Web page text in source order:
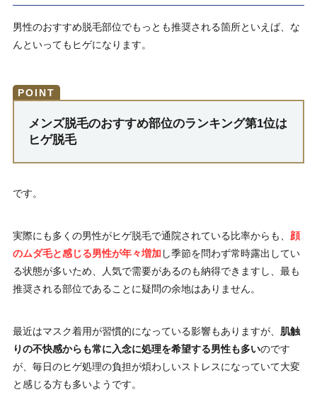
男性のおすすめ脱毛部位でもっとも推奨される箇所といえば、な
んといってもヒゲになります。
メンズ脱毛のおすすめ部位のランキング第1位は
ヒゲ脱毛
です。
実際にも多くの男性がヒゲ脱毛で通院されている比率からも、 顔
のムダ毛と感じる男性が年々増加 し季節を問わず常時露出してい
る状態が多いため、人気で需要があるのも納得できますし、最も
推奨される部位であることに疑問の余地はありません。
最近はマスク着用が習慣的になっている影響もありますが、 肌触
りの不快感からも常に入念に処理を希望する男性も多いのです
が、毎日のヒゲ処理の負担が煩わしいストレスになっていて大変
と感じる方も多いようです。